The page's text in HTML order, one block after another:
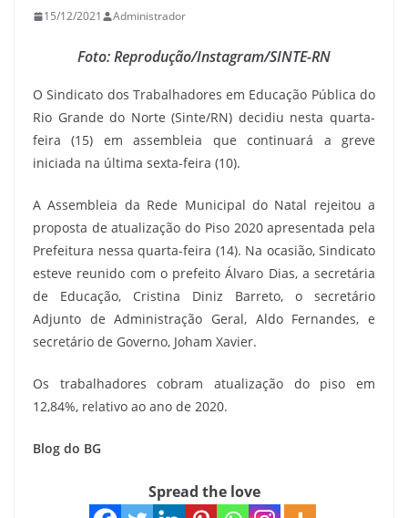
15/12/2021 Administrador
Foto: Reprodução/Instagram/SINTE-RN
O Sindicato dos Trabalhadores em Educação Pública do
Rio Grande do Norte (Sinte/RN) decidiu nesta quarta-
feira (15) em assembleia que continuará a greve
iniciada na última sexta-feira (10).
A Assembleia da Rede Municipal do Natal rejeitou a
proposta de atualização do Piso 2020 apresentada pela
Prefeitura nessa quarta-feira (14). Na ocasião, Sindicato
esteve reunido com o prefeito Álvaro Dias, a secretária
de Educação, Cristina Diniz Barreto, o secretário
Adjunto de Administração Geral, Aldo Fernandes, e
secretário de Governo, Joham Xavier.
Os trabalhadores cobram atualização do piso em
12,84%, relativo ao ano de 2020.
Blog do BG
Spread the love